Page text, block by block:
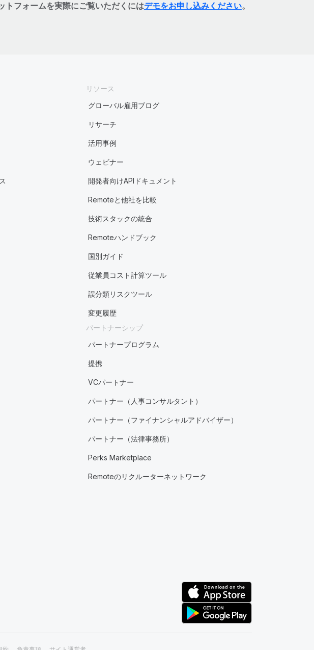
トフォームを実際にご覧いただくにはデモをお申し込みください。
リソース
グローバル雇用ブログ
リサーチ
活用事例
ウェビナー
開発者向けAPIドキュメント
Remoteと他社を比較
技術スタックの統合
Remoteハンドブック
国別ガイド
従業員コスト計算ツール
誤分類リスクツール
変更履歴
パートナーシップ
パートナープログラム
提携
VCパートナー
パートナー（人事コンサルタント）
パートナー（ファイナンシャルアドバイザー）
パートナー（法律事務所）
Perks Marketplace
Remoteのリクルーターネットワーク